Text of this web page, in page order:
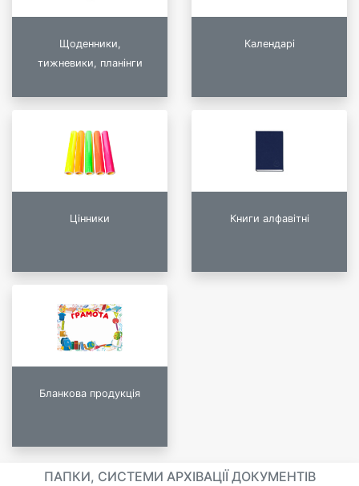
Щоденники,
тижневики, планінги
Календарі
Цінники Книги алфавітні
Бланкова продукція
ПАПКИ, СИСТЕМИ АРХІВАЦІЇ ДОКУМЕНТІВ